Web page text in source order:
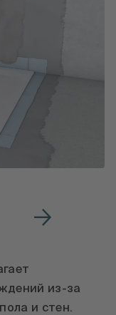
из-за
и стен.